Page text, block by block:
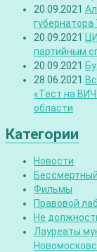
20.09.2021
губернатора
20.09.2021
партийным
20.09.2021
28.06.2021
«Тест на
области
Категории
Новости
Фильмы
Правовой
Не
Лауреаты